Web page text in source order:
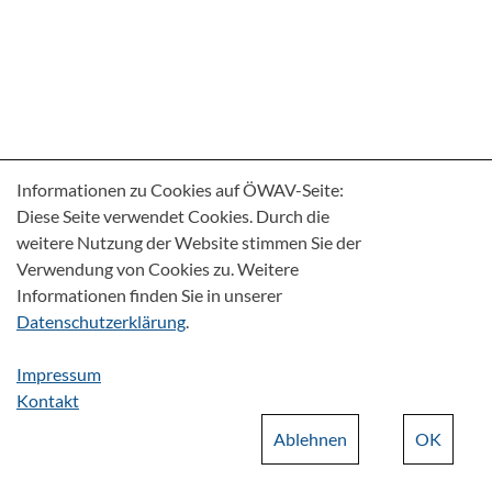
Informationen zu Cookies auf ÖWAV-Seite:
Diese Seite verwendet Cookies. Durch die
weitere Nutzung der Website stimmen Sie der
Verwendung von Cookies zu. Weitere
Informationen finden Sie in unserer
Datenschutzerklärung.
Impressum
Kontakt
OK
Ablehnen